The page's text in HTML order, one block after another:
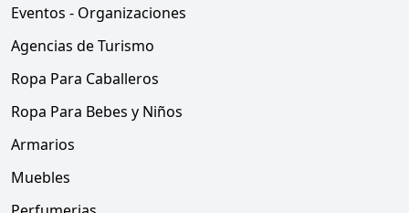
Eventos - Organizaciones
Agencias de Turismo
Ropa Para Caballeros
Ropa Para Bebes y Niños
Armarios
Muebles